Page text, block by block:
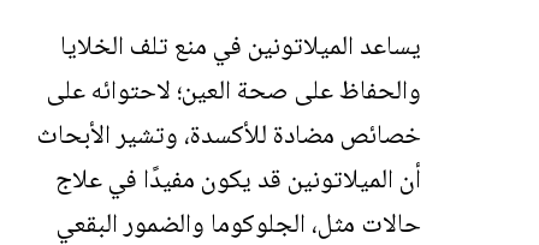
يساعدالميلاتونينفي منع تلف الخلايا
والحفاظ على صحة العين؛ لاحتوائه على
خصائص مضادة للأكسدة، وتشير الأبحاث
أن الميلاتونين قد يكون مفيدًا في علاج
حالات مثل، الجلوكوما والضمور البقعي